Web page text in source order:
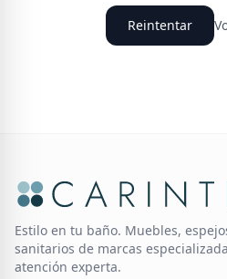
Reintentar
Estilo en tu baño. Muebles,
sanitarios de marcas
atención experta.